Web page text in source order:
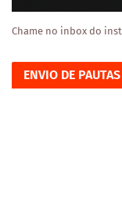
Chame no inbox do
ENVIO DE PAUTAS